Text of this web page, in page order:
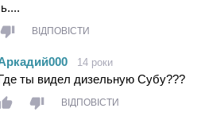
ВІДПОВІСТИ
14 роки
ты видел дизельную Субу???
ВІДПОВІСТИ